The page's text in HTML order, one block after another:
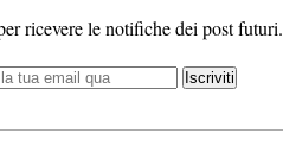
ricevere le notifiche dei post futuri.